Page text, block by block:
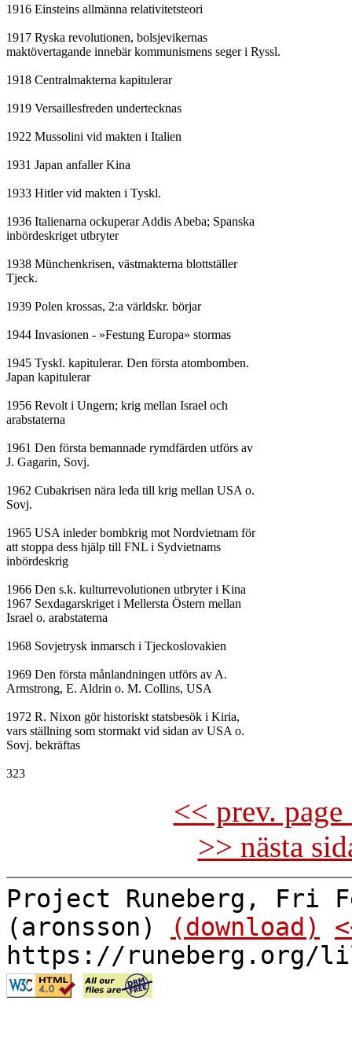
1916 Einsteins allmänna relativitetsteori
1917 Ryska revolutionen, bolsjevikernas
maktövertagande innebär kommunismens seger i Ryssl.
1918 Centralmakterna kapitulerar
1919 Versaillesfreden undertecknas
1922 Mussolini vid makten i Italien
1931 Japan anfaller Kina
1933 Hitler vid makten i Tyskl.
1936 Italienarna ockuperar Addis Abeba; Spanska
inbördeskriget utbryter
1938 Münchenkrisen, västmakterna blottställer
Tjeck.
1939 Polen krossas, 2:a världskr. börjar
1944 Invasionen - »Festung Europa» stormas
1945 Tyskl. kapitulerar. Den första atombomben.
Japan kapitulerar
1956 Revolt i Ungern; krig mellan Israel och
arabstaterna
1961 Den första bemannade rymdfärden utförs av
J. Gagarin, Sovj.
1962 Cubakrisen nära leda till krig mellan USA o.
Sovj.
1965 USA inleder bombkrig mot Nordvietnam för
att stoppa dess hjälp till FNL i Sydvietnams
inbördeskrig
1966 Den s.k. kulturrevolutionen utbryter i Kina
1967 Sexdagarskriget i Mellersta Östern mellan
Israel o. arabstaterna
1968 Sovjetrysk inmarsch i Tjeckoslovakien
1969 Den första månlandningen utförs av A.
Armstrong, E. Aldrin o. M. Collins, USA
1972 R. Nixon gör historiskt statsbesök i Kiria,
vars ställning som stormakt vid sidan av USA o.
Sovj. bekräftas
<< prev.
>> nästa
Project Runeberg, Fri
(aronsson)
(download)
https://runeberg.org/